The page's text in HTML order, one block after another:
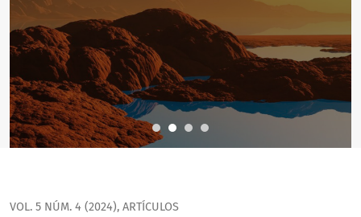
VOL. 5 NÚM. 4 (2024), ARTÍCULOS